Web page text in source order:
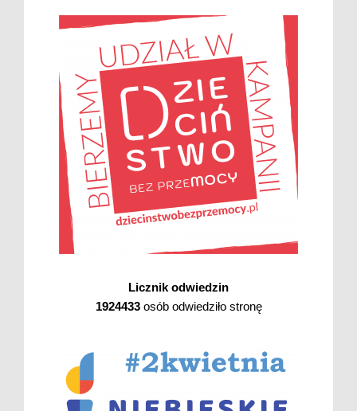
Licznik odwiedzin
1924433osób odwiedziło stronę